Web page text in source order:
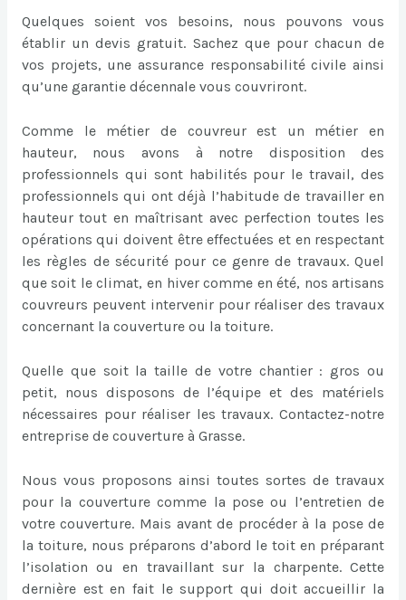
Quelques soient vos besoins, nous pouvons vous
établir un devis gratuit. Sachez que pour chacun de
vos projets, une assurance responsabilité civile ainsi
qu’une garantie décennale vous couvriront.
Comme le métier de couvreur est un métier en
hauteur, nous avons à notre disposition des
professionnels qui sont habilités pour le travail, des
professionnels qui ont déjà l’habitude de travailler en
hauteur tout en maîtrisant avec perfection toutes les
opérations qui doivent être effectuées et en respectant
les règles de sécurité pour ce genre de travaux. Quel
que soit le climat, en hiver comme en été, nos artisans
couvreurs peuvent intervenir pour réaliser des travaux
concernant la couverture ou la toiture.
Quelle que soit la taille de votre chantier : gros ou
petit, nous disposons de l’équipe et des matériels
nécessaires pour réaliser les travaux. Contactez-notre
entreprise de couverture à Grasse.
Nous vous proposons ainsi toutes sortes de travaux
pour la couverture comme la pose ou l’entretien de
votre couverture. Mais avant de procéder à la pose de
la toiture, nous préparons d’abord le toit en préparant
l’isolation ou en travaillant sur la charpente. Cette
dernière est en fait le support qui doit accueillir la